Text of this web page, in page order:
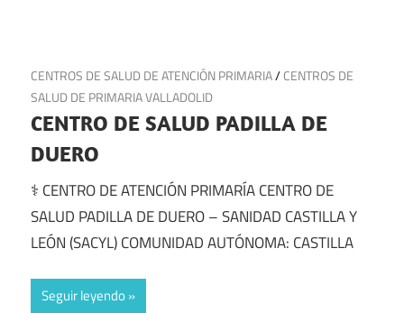
28 de junio de 2025
CENTROS DE SALUD DE ATENCIÓN PRIMARIA/CENTROS DE
SALUD DE PRIMARIA VALLADOLID
CENTRO DE SALUD PADILLA DE
DUERO
⚕️ CENTRO DE ATENCIÓN PRIMARÍA CENTRO DE
SALUD PADILLA DE DUERO – SANIDAD CASTILLA Y
LEÓN (SACYL) COMUNIDAD AUTÓNOMA: CASTILLA
Seguir leyendo